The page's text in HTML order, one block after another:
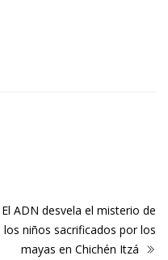
El ADN desvela el misterio de
los niños sacrificados por los
mayas en Chichén Itzá